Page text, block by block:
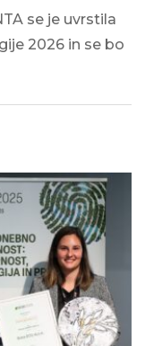
se je uvrstila
2026 in se bo